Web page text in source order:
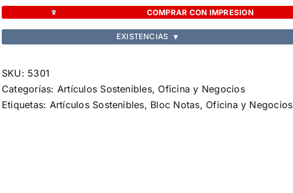
Bosco
cantidad
COMPRAR CON IMPRESION
EXISTENCIAS ▼
SKU: 5301
Categorías: Artículos Sostenibles, Oficina y Negocios
Etiquetas: Artículos Sostenibles, Bloc Notas, Oficina y Negocios